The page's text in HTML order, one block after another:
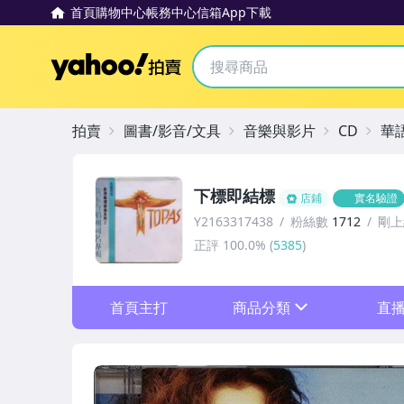
首頁購物中心帳務中心信箱App下載
Yahoo拍賣
下標即結標 店鋪 實名驗證
Y2163317438 粉絲數 1712
剛
正評 100.0% (5385)
首頁主打 商品分類 直
拍賣 圖書/影音/文具 音樂與影片 CD 華